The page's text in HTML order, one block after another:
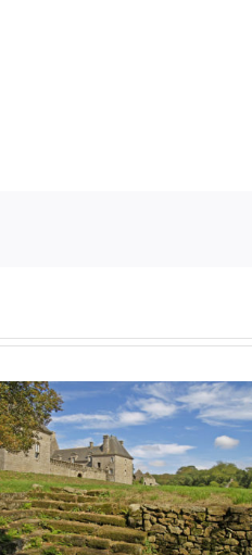
Le lavoir côté Sud